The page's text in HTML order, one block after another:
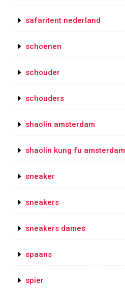
safaritent nederland
schoenen
schouder
schouders
shaolin amsterdam
shaolin kung fu amsterdam
sneaker
sneakers
sneakers dames
spaans
spier